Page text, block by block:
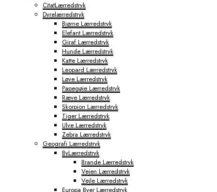
CitatLærredstryk
Dyrelærredstryk
Bjørne Lærredstryk
Elefant Lærredstryk
Giraf Lærredstryk
Hunde Lærredstryk
Katte Lærredstryk
Leopard Lærredstryk
Løve Lærredstryk
Papegøje Lærredstryk
Ræve Lærredstryk
Skorpion Lærredstryk
Tiger Lærredstryk
Ulve Lærredstryk
Zebra Lærredstryk
Geografi Lærredstryk
ByLærredstryk
Brande Lærredstryk
Vejen Lærredstryk
Vejle Lærredstryk
Europa Byer Lærredstryk